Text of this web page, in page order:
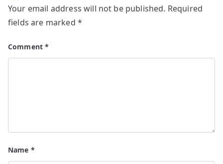
Your email address will not be published. Required
fields are marked *
Comment*
Name *